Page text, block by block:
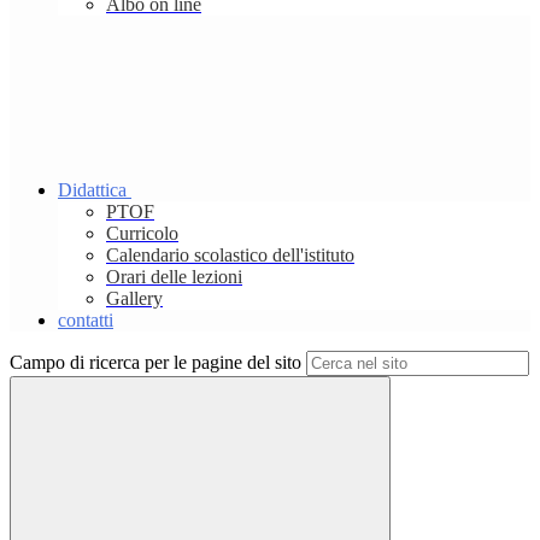
Albo on line
Didattica
PTOF
Curricolo
Calendario scolastico dell'istituto
Orari delle lezioni
Gallery
contatti
Campo di ricerca per le pagine del sito